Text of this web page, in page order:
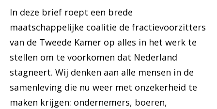
In deze brief roept een brede
maatschappelijke coalitie de fractievoorzitters
van de Tweede Kamer op alles in het werk te
stellen om te voorkomen dat Nederland
stagneert. Wij denken aan alle mensen in de
samenleving die nu weer met onzekerheid te
maken krijgen: ondernemers, boeren,